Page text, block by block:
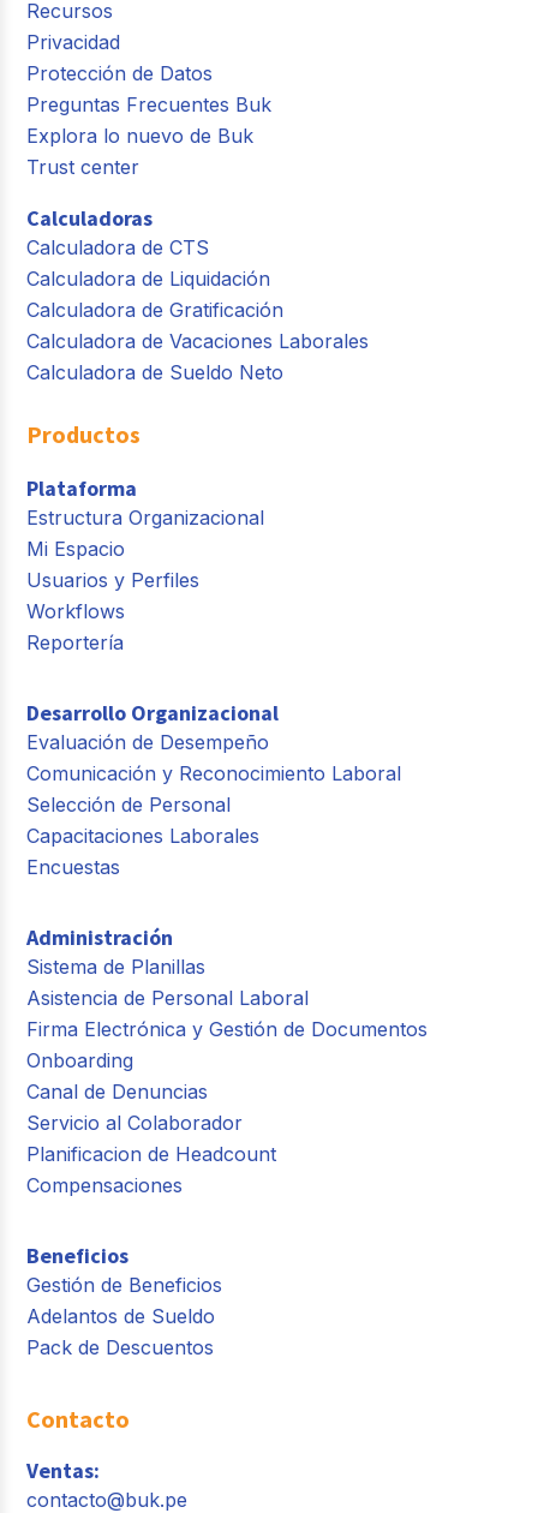
Recursos
Privacidad
Protección de Datos
Preguntas Frecuentes Buk
Explora lo nuevo de Buk
Trust center
Calculadoras
Calculadora de CTS
Calculadora de Liquidación
Calculadora de Gratificación
Calculadora de Vacaciones Laborales
Calculadora de Sueldo Neto
Productos
Plataforma
Estructura Organizacional
Mi Espacio
Usuarios y Perfiles
Workflows
Reportería
Desarrollo Organizacional
Evaluación de Desempeño
Comunicación y Reconocimiento Laboral
Selección de Personal
Capacitaciones Laborales
Encuestas
Administración
Sistema de Planillas
Asistencia de Personal Laboral
Firma Electrónica y Gestión de Documentos
Onboarding
Canal de Denuncias
Servicio al Colaborador
Planificacion de Headcount
Compensaciones
Beneficios
Gestión de Beneficios
Adelantos de Sueldo
Pack de Descuentos
Contacto
Ventas:
contacto@buk.pe